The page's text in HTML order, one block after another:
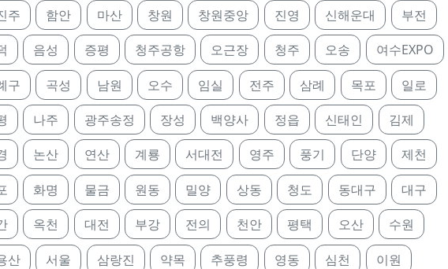
주 함안 마산 창원 창원중앙 진영 신해운대 부전
음성 증평 청주공항 오근장 청주 오송 여수EXPO
구 곡성 남원 오수 임실 전주 삼례 목포 일로
나주 광주송정 장성 백양사 정읍 신태인 김제
논산 연산 계룡 서대전 영주 풍기 단양 제천
화명 물금 원동 밀양 상동 청도 동대구 대구
옥천 대전 부강 전의 천안 평택 오산 수원
산 서울 삼랑진 약목 추풍령 영동 심천 이원